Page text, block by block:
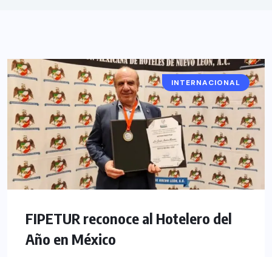
INTERNACIONAL
FIPETUR reconoce al Hotelero del
Año en México